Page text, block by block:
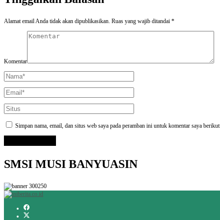
Alamat email Anda tidak akan dipublikasikan. Ruas yang wajib ditandai *
Komentar
Simpan nama, email, dan situs web saya pada peramban ini untuk komentar saya
SMSI MUSI BANYUASIN